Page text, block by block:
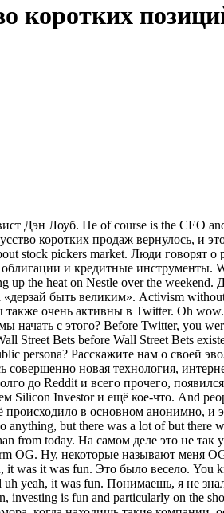
коротких
yeah, it was fun. Понимаешь, я не знал, что однажды буду управлять институциональными деньгами и иметь большой фонд. Я просто развлекался, выпускал пар, и да, это было весело. I mean, investing is fun and particularly on the short side. Инвестирование, это весело, особенно в шорт. I mean, there's so much humor in it when you detect these companies, especially in the '9s. Там столько юмора, когда находишь такие компании, особенно в девяностые. I mean, that the it was really unsupervised. Всё это было совершенно бесконтрольно. There were some incredibly fraudulent companies out there and it was just fun to uncover them and kind of taunt the management teams and ultimately uh prevail. Там были невероятно мошеннические компании, и было просто здорово их разоблачать, немного насмехаться над командами менеджеров и в итоге побеждать. You have one story above others that kind of stands out in that era. У вас есть одна история из той эпохи, которая выделяется больше других. I mean, there were there were a bunch. Их было немало. There was uh wow. Была одна компания, ой. Um, there was a company called Act Trade that I remember run by a guy who was like a repeat uh fraudster and we uncovered it and and um you know I I know we really got under this person's skin and ultimately it was really just a factoring company trading at five six Была компания под названием Act Trade. Её, насколько я помню, возглавлял какой-то рецидивист-мошенник. Мы её раскрыли, и знаете, мы реально задели этого человека за живое. В итоге это оказалась просто факторинговая компания, торговавшаяся с мультипликатором в пять-шесть... I don't remember what it some large multiple of book value and they had created a new technology called TADS Не помню, каким именно, но большой мультипликатор к балансовой стоимости. Они создали некую технологию под названием TADS. I don't remember what TAD stood for,